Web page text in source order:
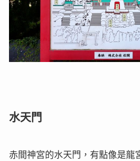
水天門
赤間神宮的水天門，有點像是龍